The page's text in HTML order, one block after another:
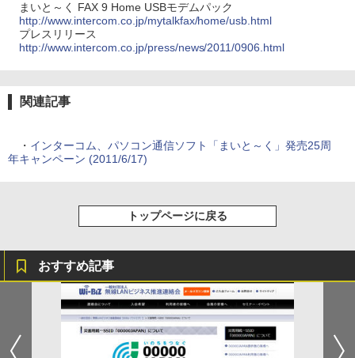
まいと～く FAX 9 Home USBモデムパック
http://www.intercom.co.jp/mytalkfax/home/usb.html
プレスリリース
http://www.intercom.co.jp/press/news/2011/0906.html
関連記事
・ インターコム、パソコン通信ソフト「まいと～く」発売25周
年キャンペーン (2011/6/17)
トップページに戻る
おすすめ記事